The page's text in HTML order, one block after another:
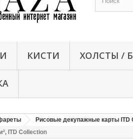
КИСТИ ХОЛСТЫ /
Рисовые декупажные карты ITD
ITD Collection